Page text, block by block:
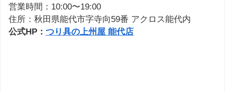
営業時間：10:00〜19:00
住所：秋田県能代市字寺向59番 アクロス能代内
公式HP： つり具の上州屋 能代店